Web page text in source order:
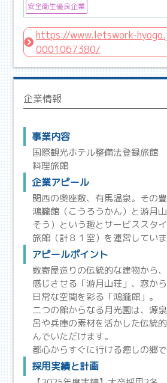
安全衛生優良企業
https://www.letswork-
0001067380/
企業情報
事業内容
国際観光ホテル整備法登録旅館
料理旅館
企業アピール
関西の奥座敷、有馬温泉。その豊
鴻朧館（こうろうかん）と游月
そう）という趣とサービススタ
旅館（計８１室）を運営していま
アピールポイント
数寄屋造りの伝統的な建物から
感じさせる「游月山荘」、窓か
日常な空間を彩る「鴻朧館」。
二つの館からなる月光園は、源
呂や兵庫の素材を活かした伝統
んでいただけます。
都心からすぐに行ける癒しの郷で
採用実績と計画